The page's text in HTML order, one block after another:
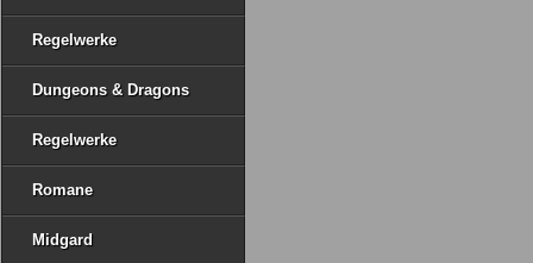
Regelwerke
Dungeons & Dragons
Regelwerke
Romane
Midgard